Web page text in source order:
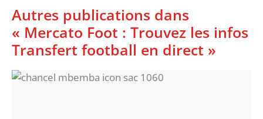
Autres publications dans
« Mercato Foot : Trouvez les infos
Transfert football en direct »